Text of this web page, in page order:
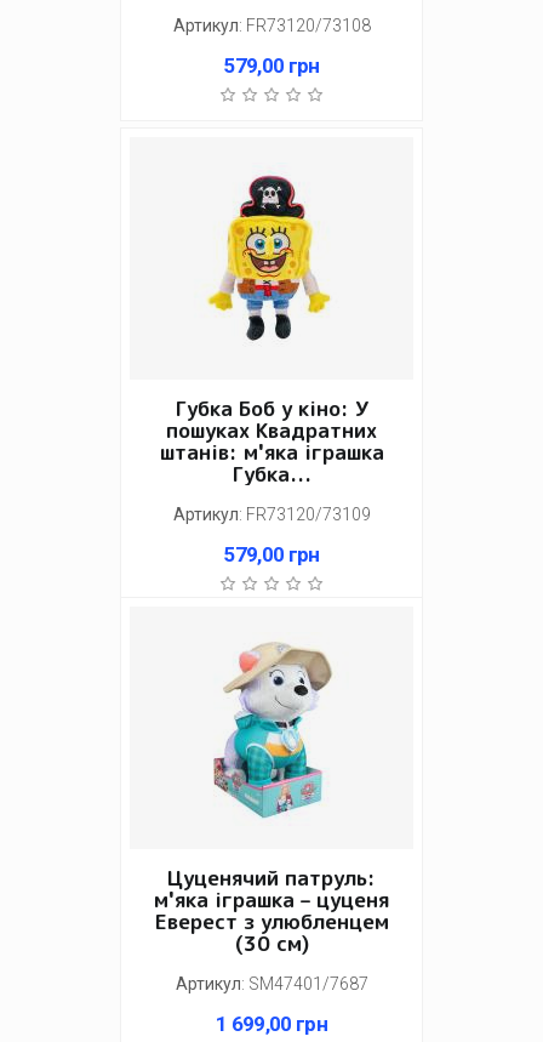
Артикул: FR73120/73108
579,00 грн
Губка Боб у кіно: У
пошуках Квадратних
штанів: м'яка іграшка
Губка...
Артикул: FR73120/73109
579,00 грн
Цуценячий патруль:
м'яка іграшка – цуценя
Еверест з улюбленцем
(30 см)
Артикул: SM47401/7687
1 699,00 грн